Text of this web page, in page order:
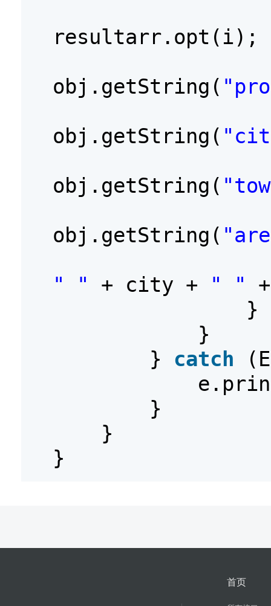
resultarr.opt(i);
obj.getString(
obj.getString(
obj.getString(
obj.getString(
" " + city + " "
}
}
} catch
}
}
}
首页